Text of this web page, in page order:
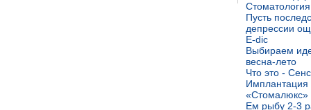
Стоматология
Пусть
депрессии
E-dic
Выбираем
весна-лето
Что это -
Имплантация
«Стомалюкс»
Ем рыбу 2-3